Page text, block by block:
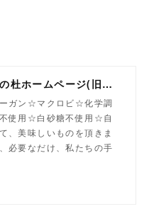
【公式】めぐみの杜ホームページ(旧自然食工房）
ガン☆マクロビ☆化学調
使用☆白砂糖不使用☆自
、美味しいものを頂きま
必要なだけ、私たちの手